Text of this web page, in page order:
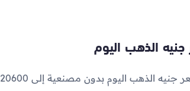
الذهب اليوم
جنيه الذهب اليوم بدون مصنعية إلى 20600